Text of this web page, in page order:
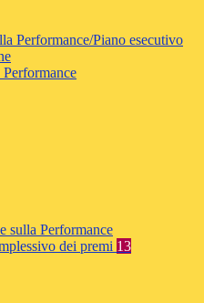
Performance/Piano esecutivo
sulla Performance
dei premi 13